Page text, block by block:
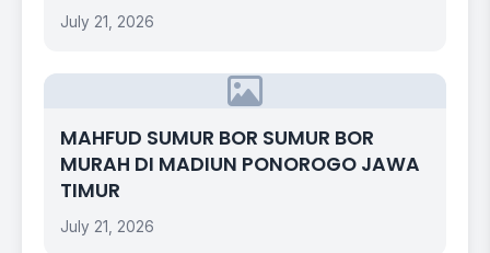
July 21, 2026
MAHFUD SUMUR BOR SUMUR BOR
MURAH DI MADIUN PONOROGO JAWA
TIMUR
July 21, 2026